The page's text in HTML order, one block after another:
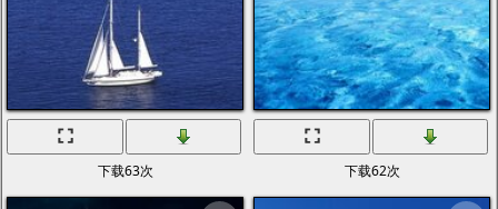
下载63次 下载62次